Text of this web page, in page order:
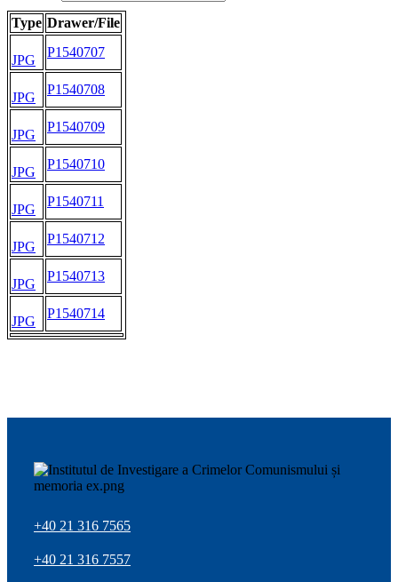
Type Drawer/File
JPG
P1540707
JPG
P1540708
JPG
P1540709
JPG
P1540710
JPG
P1540711
JPG
P1540712
JPG
P1540713
JPG
P1540714
+40 21 316 7565
+40 21 316 7557